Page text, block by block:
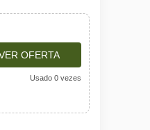
OFERTA
Usado 0 vezes